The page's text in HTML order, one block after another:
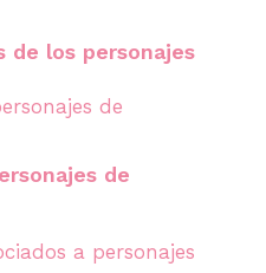
de los personajes
de